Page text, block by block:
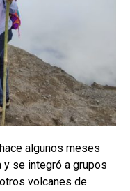
algunos meses
y se integró a grupos
volcanes de